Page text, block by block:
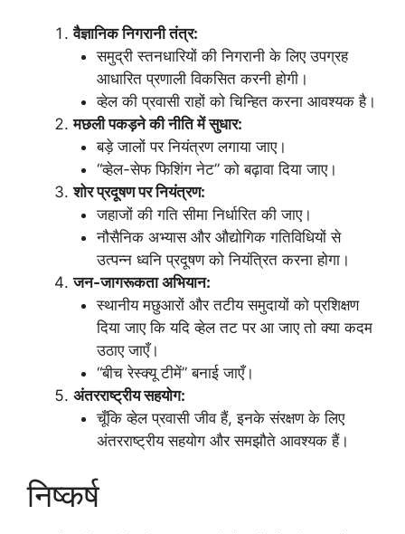
वैज्ञानिक निगरानी तंत्र:
समुद्री स्तनधारियों की निगरानी के लिए उपग्रह
आधारित प्रणाली विकसित करनी होगी।
व्हेल की प्रवासी राहों को चिन्हित करना आवश्यक है।
मछली पकड़ने की नीति में सुधार:
बड़े जालों पर नियंत्रण लगाया जाए।
“व्हेल-सेफ फिशिंग नेट” को बढ़ावा दिया जाए।
शोर प्रदूषण पर नियंत्रण:
जहाजों की गति सीमा निर्धारित की जाए।
नौसैनिक अभ्यास और औद्योगिक गतिविधियों से
उत्पन्न ध्वनि प्रदूषण को नियंत्रित करना होगा।
जन-जागरूकता अभियान:
स्थानीय मछुआरों और तटीय समुदायों को प्रशिक्षण
दिया जाए कि यदि व्हेल तट पर आ जाए तो क्या कदम
उठाए जाएँ।
“बीच रेस्क्यू टीमें” बनाई जाएँ।
अंतरराष्ट्रीय सहयोग:
चूँकि व्हेल प्रवासी जीव हैं, इनके संरक्षण के लिए
अंतरराष्ट्रीय सहयोग और समझौते आवश्यक हैं।
निष्कर्ष